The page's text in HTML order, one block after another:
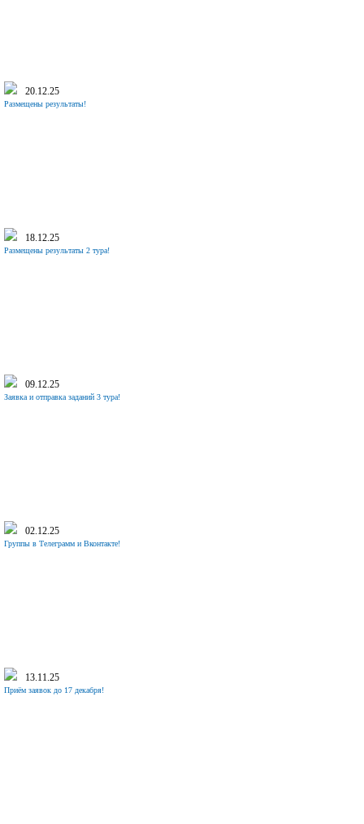
20.12.25
Размещены результаты!
18.12.25
Размещены результаты 2 тура!
09.12.25
Заявка и отправка заданий 3 тура!
02.12.25
Группы в Телеграмм и Вконтакте!
13.11.25
Приём заявок до 17 декабря!